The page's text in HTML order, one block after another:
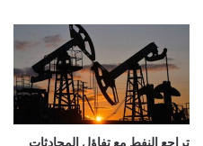
تراجع النفط مع تفاؤل المحادثات